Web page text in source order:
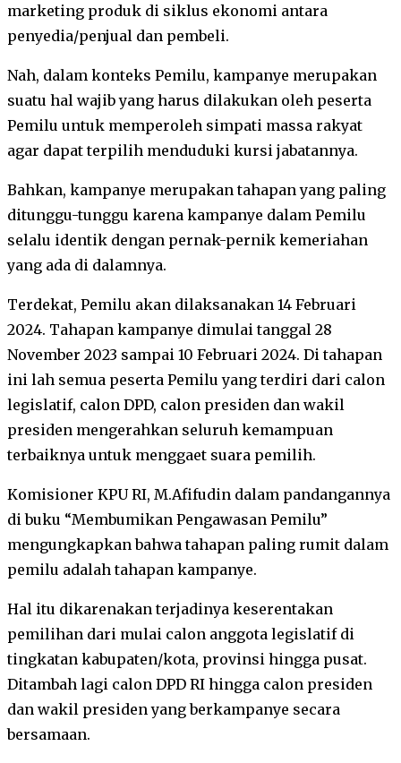
marketing produk di siklus ekonomi antara
penyedia/penjual dan pembeli.
Nah, dalam konteks Pemilu, kampanye merupakan
suatu hal wajib yang harus dilakukan oleh peserta
Pemilu untuk memperoleh simpati massa rakyat
agar dapat terpilih menduduki kursi jabatannya.
Bahkan, kampanye merupakan tahapan yang paling
ditunggu-tunggu karena kampanye dalam Pemilu
selalu identik dengan pernak-pernik kemeriahan
yang ada di dalamnya.
Terdekat, Pemilu akan dilaksanakan 14 Februari
2024. Tahapan kampanye dimulai tanggal 28
November 2023 sampai 10 Februari 2024. Di tahapan
ini lah semua peserta Pemilu yang terdiri dari calon
legislatif, calon DPD, calon presiden dan wakil
presiden mengerahkan seluruh kemampuan
terbaiknya untuk menggaet suara pemilih.
Komisioner KPU RI, M.Afifudin dalam pandangannya
di buku “Membumikan Pengawasan Pemilu”
mengungkapkan bahwa tahapan paling rumit dalam
pemilu adalah tahapan kampanye.
Hal itu dikarenakan terjadinya keserentakan
pemilihan dari mulai calon anggota legislatif di
tingkatan kabupaten/kota, provinsi hingga pusat.
Ditambah lagi calon DPD RI hingga calon presiden
dan wakil presiden yang berkampanye secara
bersamaan.